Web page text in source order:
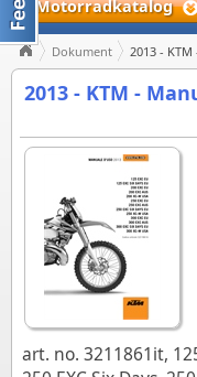
Motorradkatalog
Dokument 2013 - KTM
2013 - KTM -
art. no. 3211861it,